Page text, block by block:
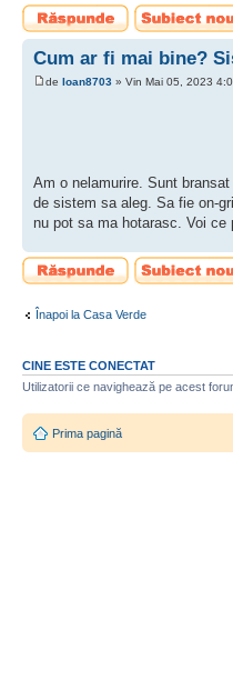
Scrie un răspuns
Scrie un subiect
nou
Cum ar fi mai bine?
de Ioan8703 » Vin Mai 05, 2023
Am o nelamurire. Sunt
de sistem sa aleg. Sa fie on-
nu pot sa ma hotarasc. Voi ce
Scrie un răspuns
Scrie un subiect
nou
Înapoi la Casa Verde
CINE ESTE CONECTAT
Utilizatorii ce navighează pe acest
Prima pagină